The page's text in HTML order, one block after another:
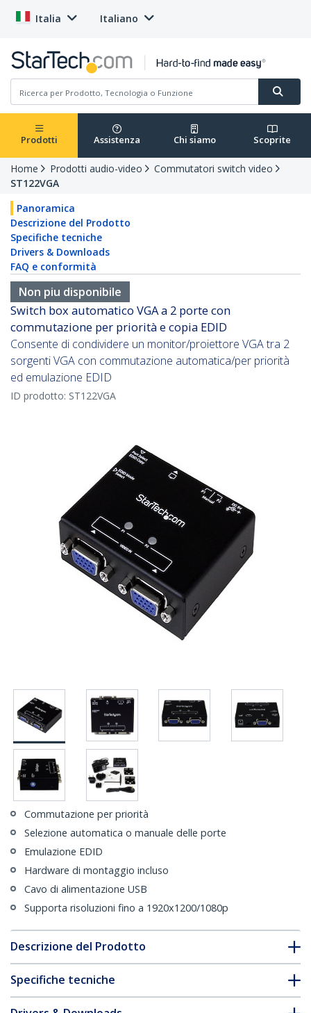
Italia Italiano
Prodotti Assistenza Chi siamo Scoprite
Home Prodotti audio-video
Commutatori switch video
ST122VGA
Panoramica
Descrizione del Prodotto
Specifiche tecniche
Drivers & Downloads
FAQ e conformità
Non piu disponibile
Switch box automatico VGA a 2 porte con
commutazione per priorità e copia EDID
Consente di condividere un monitor/proiettore VGA tra 2
sorgenti VGA con commutazione automatica/per priorità
ed emulazione EDID
ID prodotto: ST122VGA
Commutazione per priorità
Selezione automatica o manuale delle porte
Emulazione EDID
Hardware di montaggio incluso
Cavo di alimentazione USB
Supporta risoluzioni fino a 1920x1200/1080p
Descrizione del Prodotto
Specifiche tecniche